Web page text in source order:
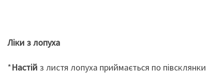
Ліки з лопуха
*Настій з листя лопуха приймається по півсклянки